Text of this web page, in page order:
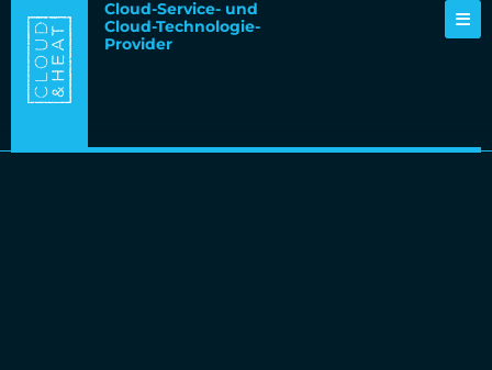
Cloud-Service- und
Cloud-Technologie-
Provider